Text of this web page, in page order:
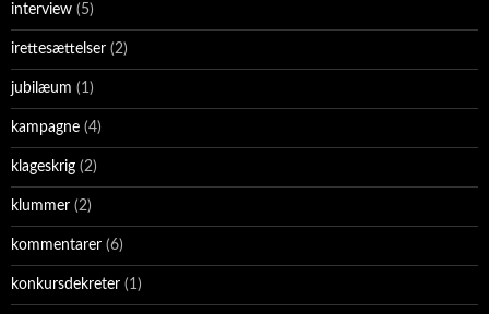
interview (5)
irettesættelser (2)
jubilæum (1)
kampagne (4)
klageskrig (2)
klummer (2)
kommentarer (6)
konkursdekreter (1)